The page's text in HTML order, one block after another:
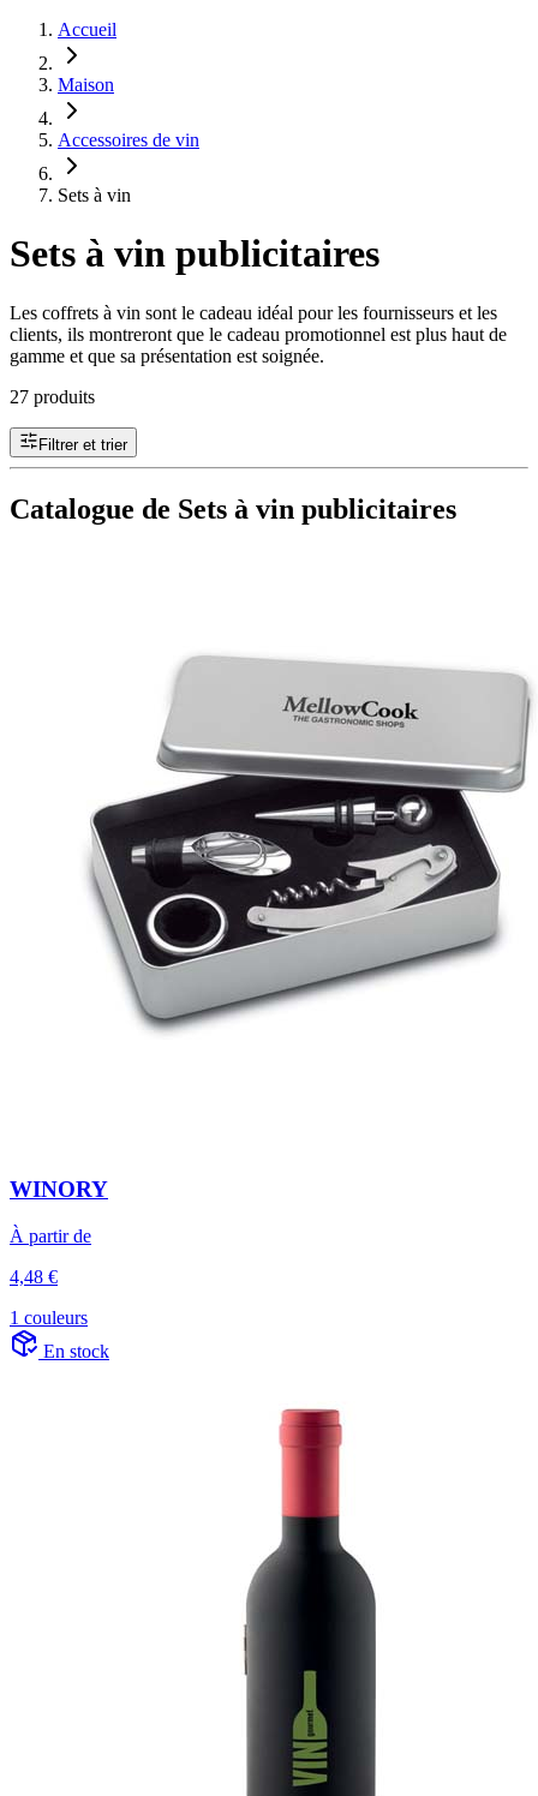
Accueil
Maison
Accessoires de vin
Sets à vin
Sets à vin publicitaires
Les coffrets à vin sont le cadeau idéal pour les fournisseurs et les
clients, ils montreront que le cadeau promotionnel est plus haut de
gamme et que sa présentation est soignée.
27 produits
Filtrer et trier
Catalogue de Sets à vin publicitaires
WINORY
À partir de
4,48 €
1 couleurs
En stock